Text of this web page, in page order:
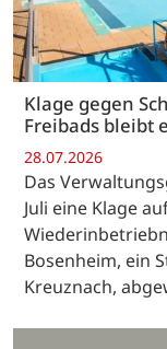
Klage gegen
Freibads bleibt
28.07.2026
Das
Juli eine Klage
Bosenheim, ein
Kreuznach,